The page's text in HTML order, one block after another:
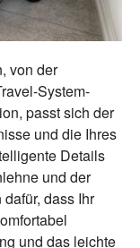
von der
System-
passt sich der
und die Ihres
Details
und der
dass Ihr
und das leichte